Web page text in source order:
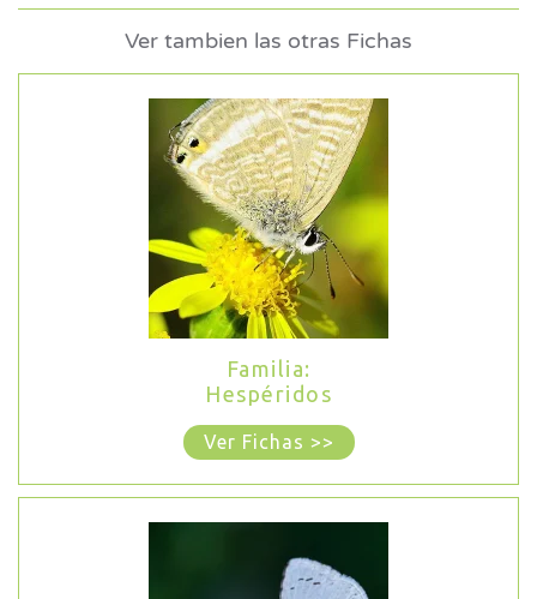
Ver tambien las otras Fichas
Familia:
Hespéridos
Ver Fichas >>